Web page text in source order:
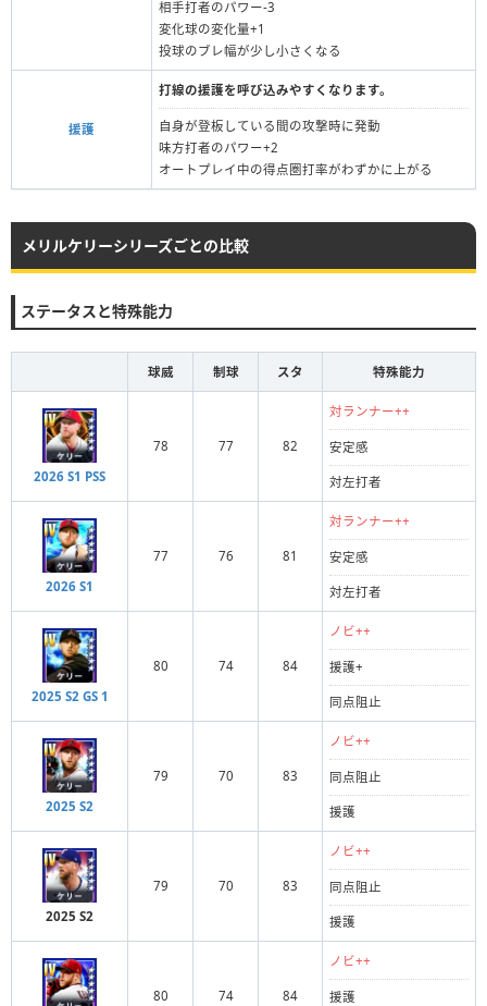
相手打者のパワー-3
変化球の変化量+1
投球のブレ幅が少し小さくなる
援護
打線の援護を呼び込みやすくなります。
自身が登板している間の攻撃時に発動
味方打者のパワー+2
オートプレイ中の得点圏打率がわずかに上がる
メリルケリーシリーズごとの比較
ステータスと特殊能力
球威 制球 スタ 特殊能力
2026 S1 PSS
78 77 82
対ランナー++
安定感
対左打者
2026 S1
77 76 81
対ランナー++
安定感
対左打者
2025 S2 GS 1
80 74 84
ノビ++
援護+
同点阻止
2025 S2
79 70 83
ノビ++
同点阻止
援護
2025 S2
79 70 83
ノビ++
同点阻止
援護
80 74 84
ノビ++
援護